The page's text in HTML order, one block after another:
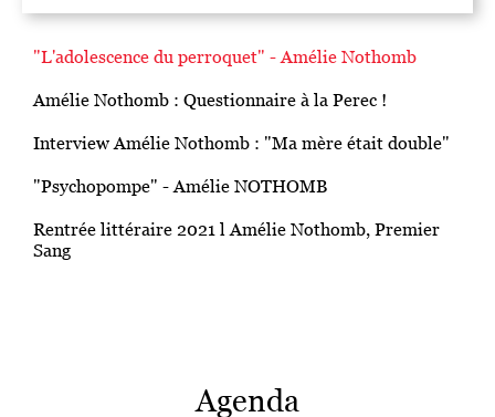
"L'adolescence du perroquet" - Amélie Nothomb
Amélie Nothomb : Questionnaire à la Perec !
Interview Amélie Nothomb : "Ma mère était double"
"Psychopompe" - Amélie NOTHOMB
Rentrée littéraire 2021 l Amélie Nothomb, Premier
Sang
Agenda